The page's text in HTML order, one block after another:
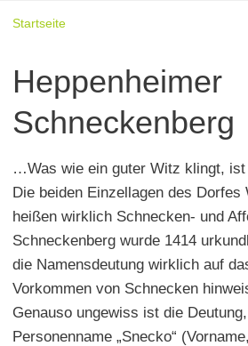
Startseite
Heppenheimer
Schneckenberg
…Was wie ein guter Witz klingt, ist
Die beiden Einzellagen des Dorfes
heißen wirklich Schnecken- und
Schneckenberg wurde 1414
die Namensdeutung wirklich auf
Vorkommen von Schnecken
Genauso ungewiss ist die
Personenname „Snecko“